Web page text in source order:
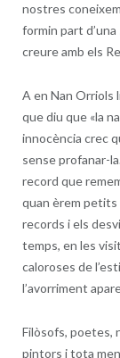
nostres
formin part
creure amb els
A en Nan Orriols
que diu que «la
innocència crec
sense profanar-
record que
quan èrem petits
records i els
temps, en les
caloroses de
l’avorriment
Filòsofs, poetes,
pintors i tota